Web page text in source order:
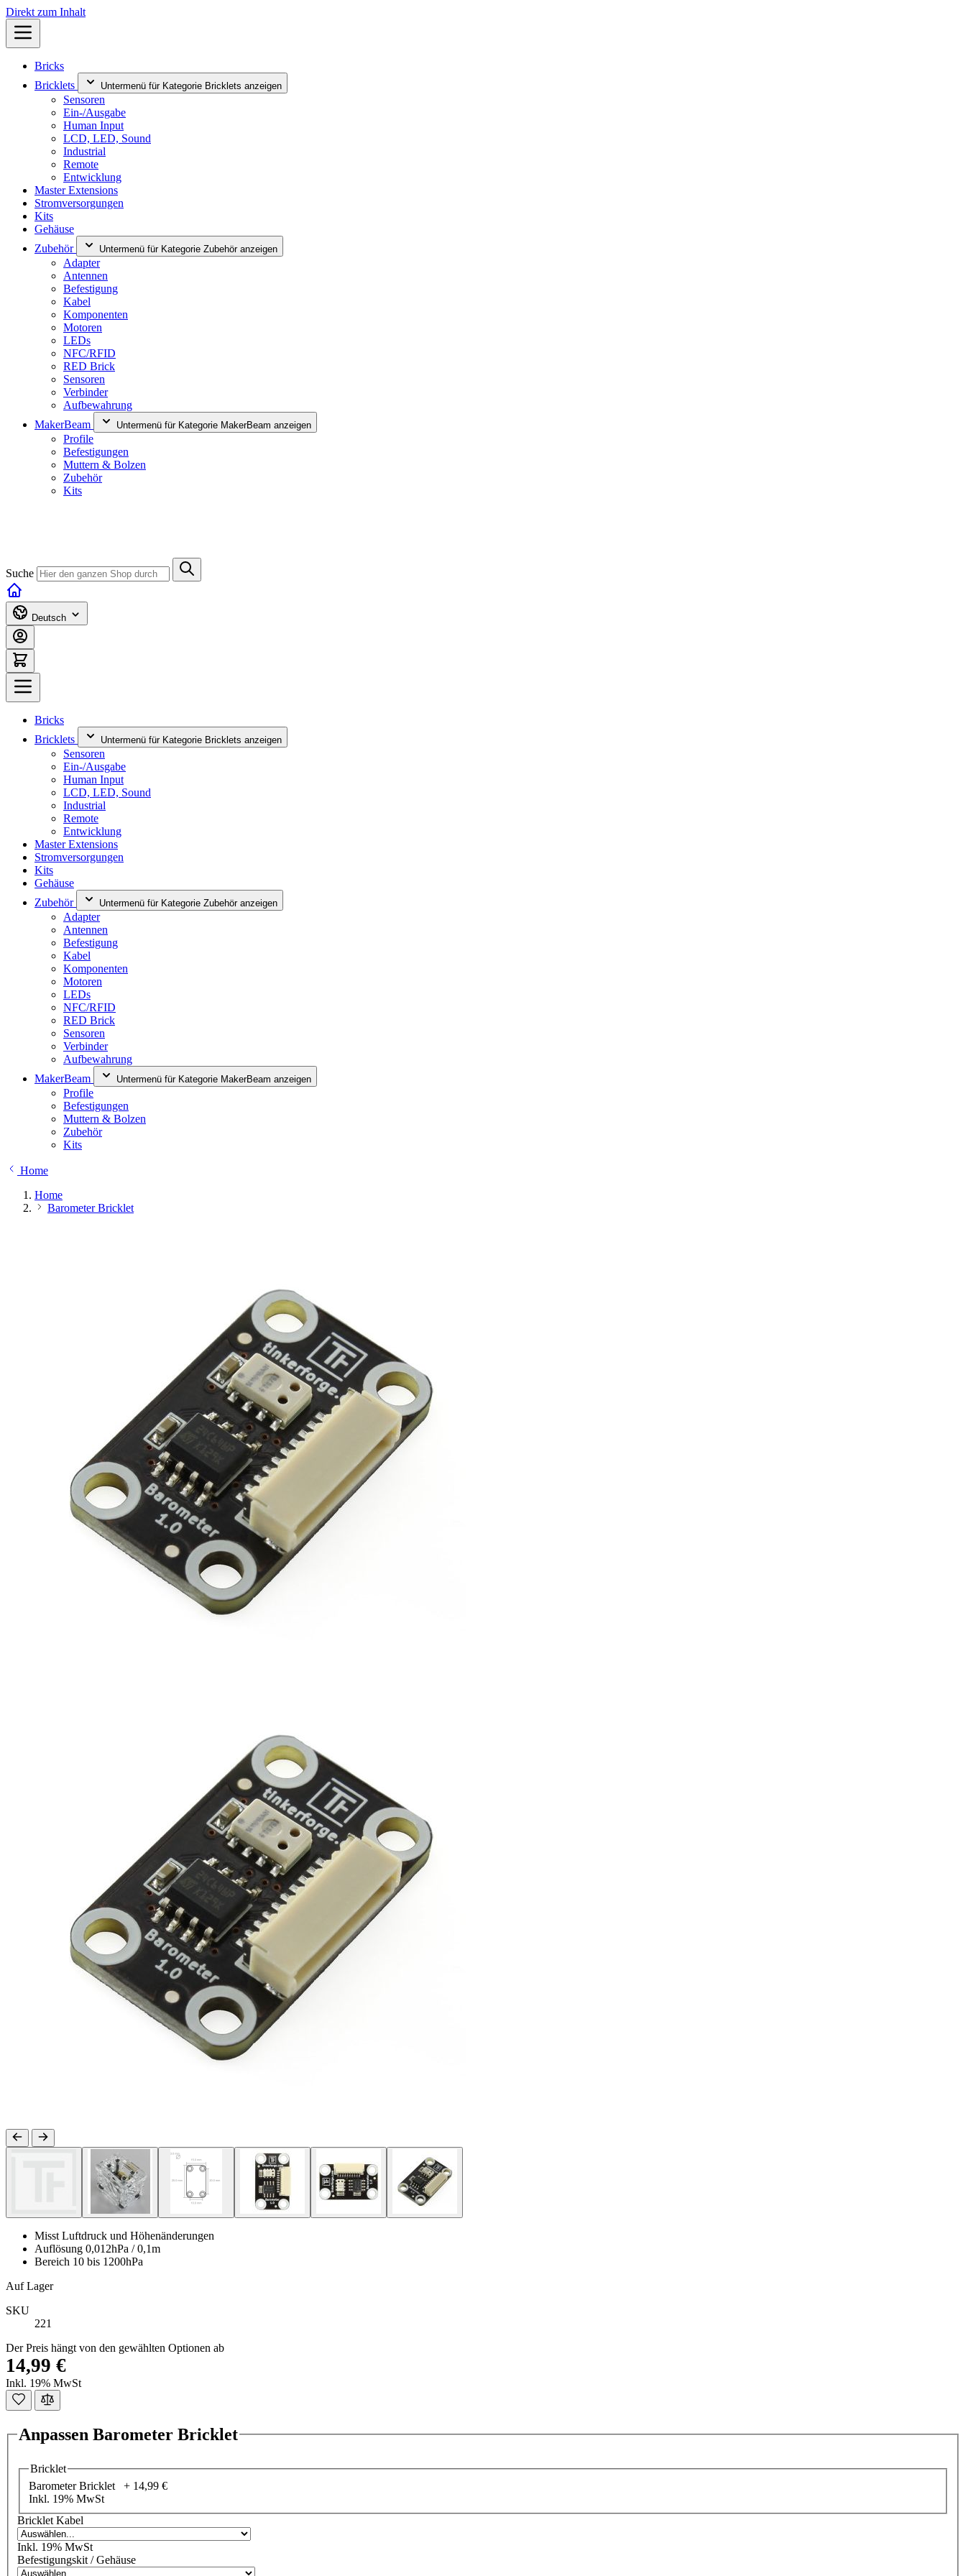
Direkt zum Inhalt
Bricks
Bricklets
Untermenü für Kategorie Bricklets anzeigen
Sensoren
Ein-/Ausgabe
Human Input
LCD, LED, Sound
Industrial
Remote
Entwicklung
Master Extensions
Stromversorgungen
Kits
Gehäuse
Zubehör
Untermenü für Kategorie Zubehör anzeigen
Adapter
Antennen
Befestigung
Kabel
Komponenten
Motoren
LEDs
NFC/RFID
RED Brick
Sensoren
Verbinder
Aufbewahrung
MakerBeam
Untermenü für Kategorie MakerBeam anzeigen
Profile
Befestigungen
Muttern & Bolzen
Zubehör
Kits
Suche
Deutsch
Bricks
Bricklets
Untermenü für Kategorie Bricklets anzeigen
Sensoren
Ein-/Ausgabe
Human Input
LCD, LED, Sound
Industrial
Remote
Entwicklung
Master Extensions
Stromversorgungen
Kits
Gehäuse
Zubehör
Untermenü für Kategorie Zubehör anzeigen
Adapter
Antennen
Befestigung
Kabel
Komponenten
Motoren
LEDs
NFC/RFID
RED Brick
Sensoren
Verbinder
Aufbewahrung
MakerBeam
Untermenü für Kategorie MakerBeam anzeigen
Profile
Befestigungen
Muttern & Bolzen
Zubehör
Kits
Home
Home
Barometer Bricklet
Misst Luftdruck und Höhenänderungen
Auflösung 0,012hPa / 0,1m
Bereich 10 bis 1200hPa
Auf Lager
SKU
221
Der Preis hängt von den gewählten Optionen ab
14,99 €
Inkl. 19% MwSt
Anpassen Barometer Bricklet
Bricklet
Barometer Bricklet + 14,99 €
Inkl. 19% MwSt
Bricklet Kabel
Inkl. 19% MwSt
Befestigungskit / Gehäuse